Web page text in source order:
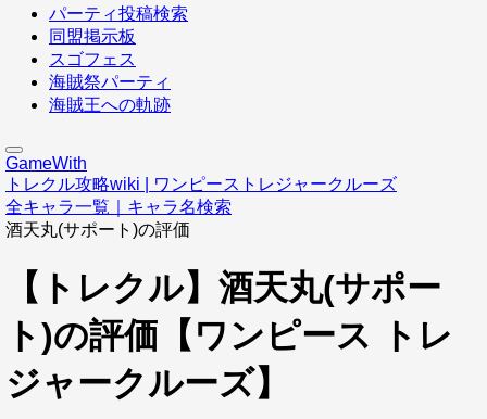
パーティ投稿検索
同盟掲示板
スゴフェス
海賊祭パーティ
海賊王への軌跡
GameWith
トレクル攻略wiki | ワンピーストレジャークルーズ
全キャラ一覧｜キャラ名検索
酒天丸(サポート)の評価
【トレクル】酒天丸(サポー
ト)の評価【ワンピース トレ
ジャークルーズ】